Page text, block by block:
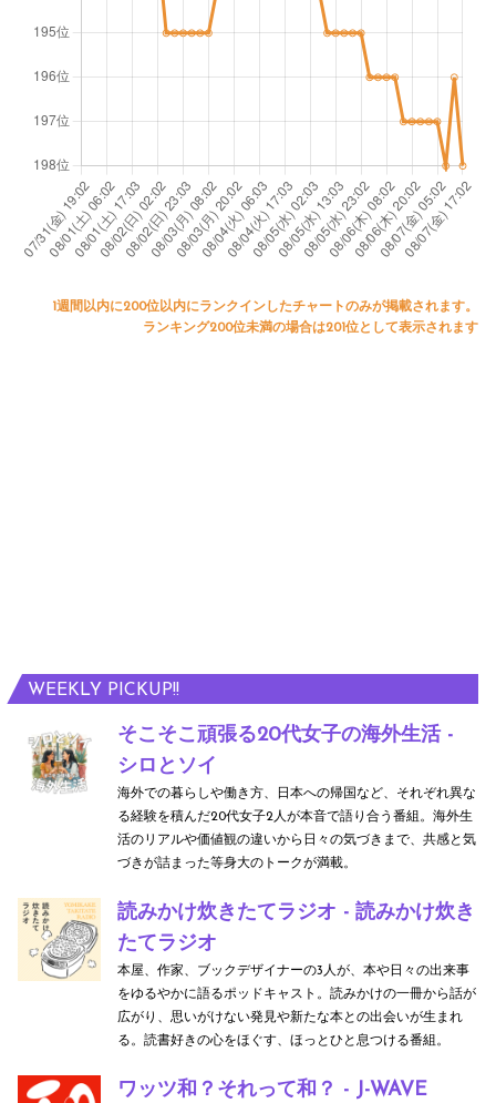
WEEKLY PICKUP!!
そこそこ頑張る20代女子の海外生活 -
シロとソイ
海外での暮らしや働き方、日本への帰国など、それぞれ異な
る経験を積んだ20代女子2人が本音で語り合う番組。海外生
活のリアルや価値観の違いから日々の気づきまで、共感と気
づきが詰まった等身大のトークが満載。
読みかけ炊きたてラジオ - 読みかけ炊き
たてラジオ
本屋、作家、ブックデザイナーの3人が、本や日々の出来事
をゆるやかに語るポッドキャスト。読みかけの一冊から話が
広がり、思いがけない発見や新たな本との出会いが生まれ
る。読書好きの心をほぐす、ほっとひと息つける番組。
ワッツ和？それって和？ - J-WAVE
1週間以内に200位以内にランクインしたチャートのみが掲載されます。
ランキング200位未満の場合は201位として表示されます